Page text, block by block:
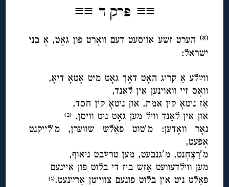
≡≡ פּרק ד ≡≡
(א) הערט זשע אוֹיסעט דעם וואָרט פון גאָט, אָ בני
ישראל:
ווײַלע אַ קריג האָט דאָך גאָט מיט אָטאָ דיאָ,
וואָס זיי וואוינען אין לאַנד,
אַז ניטאָ קין אמת, און ניטאָ קין חסד,
און אין לאַנד וויל מען גאָט ניט וויסן.(ב)
נאָר וואָדען: מ′טוט פאַלש שווערן, מ′לייקנט
אָפּעט,
מ′רַצְחְנט, מ′גנבעט, מען טרײַבט ניאוף,
מען ווילדעוועט אַזש ביז די בלוט פון איינעם
פאַלט ניט אין בלוט פונעם צווייטן אַרײַנעט.(ג)